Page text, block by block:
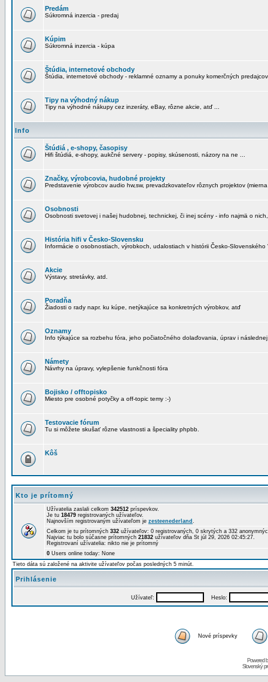
Predám
Súkromná inzercia - predaj
Kúpim
Súkromná inzercia - kúpa
Štúdia, internetové obchody
Štúdia, internetové obchody - reklamné oznamy a ponuky komerčných predajcov
Tipy na výhodný nákup
Tipy na výhodné nákupy cez inzeráty, eBay, rôzne akcie, atď ...
Info
Štúdiá , e-shopy, časopisy
Hifi štúdiá, e-shopy, aukčné servery - popisy, skúsenosti, názory na ne ...
Značky, výrobcovia, hudobné projekty
Predstavenie výrobcov audio hw,sw, prevadzkovateľov rôznych projektov
Osobnosti
Osobnosti svetovej i našej hudobnej, technickej, či inej scény - info najmä o
História hifi v Česko-Slovensku
Informácie o osobnostiach, výrobkoch, udalostiach v histórii Česko-Slovenského
Akcie
Výstavy, stretávky, atd.
Poradňa
Žiadosti o rady napr. ku kúpe, netýkajúce sa konkretných výrobkov, atď
Oznamy
Info týkajúce sa rozbehu fóra, jeho počiatočného dolaďovania, úprav i
Námety
Návrhy na úpravy, vylepšenie funkčnosti fóra
Bojisko / offtopisko
Miesto pre osobné potyčky a off-topic temy :-)
Testovacie fórum
Tu si môžete skušať rôzne vlastnosti a špeciality phpbb.
Kôš
Kto je prítomný
Užívatelia zaslali celkom 342512 príspevkov.
Je tu 18479 registrovaných užívateľov.
Najnovším registrovaným užívateľom je zesteenederland .
Celkom je tu prítomných 332 užívateľov: 0 registrovaných, 0 skrytých a 332
Najviac tu bolo súčasne prítomných 21832 užívateľov dňa St júl 29, 2026 02:45:27.
Registrovaní užívatelia: nikto nie je prítomný
0 Users online today: None
Tieto dáta sú založené na aktivite užívateľov počas posledných 5 minút.
Prihlásenie
Užívateľ: Heslo:
Nové príspevky
Powered
Slovenský